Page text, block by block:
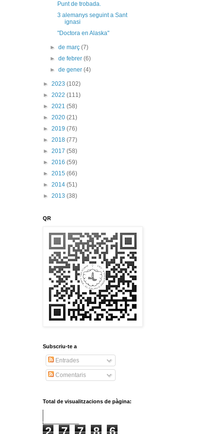
Punt de trobada.
3 alemanys seguint a Sant
ignasi
"Doctora en Alaska"
►de març(7)
►de febrer(6)
►de gener(4)
► 2023 (102)
► 2022 (111)
► 2021 (58)
► 2020 (21)
► 2019 (76)
► 2018 (77)
► 2017 (58)
► 2016 (59)
► 2015 (66)
► 2014 (51)
► 2013 (38)
QR
Subscriu-te a
Entrades
Comentaris
Total de visualitzacions de pàgina: